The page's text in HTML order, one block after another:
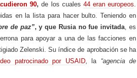
90, de los cuales 44 eran europeos.
en la lista para hacer bulto. Teniendo en
de paz”, y que Rusia no fue invitada, es
para apoyar a una de las facciones en
Zelenski. Su índice de aprobación se ha
patrocinado por USAID, la “agencia de